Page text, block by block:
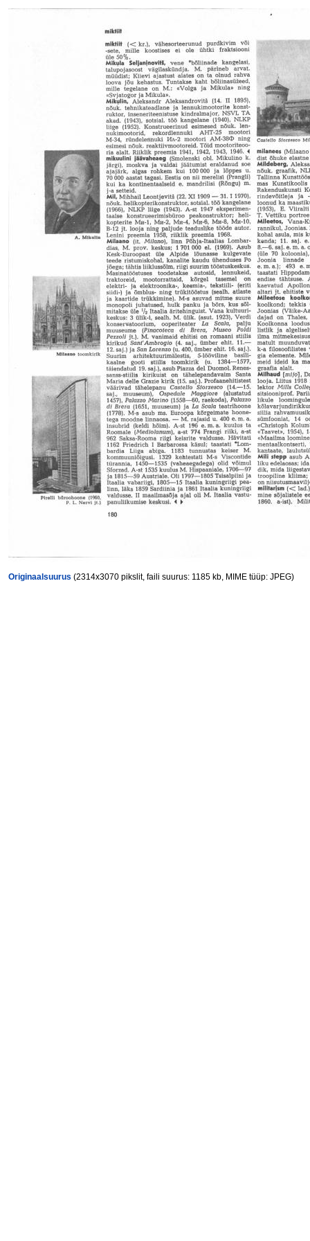
Originaalsuurus (2314x3070 pikslit, faili suurus: 1185 kb, MIME tüüp: JPEG)